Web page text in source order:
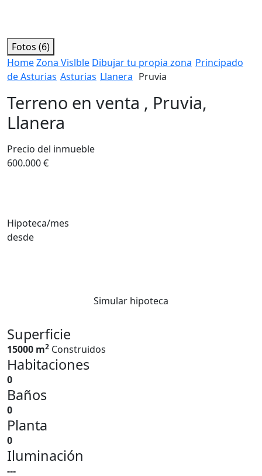
Fotos (6)
HomeZona Vislble Dibujar tu propia zona Principado
de Asturias Asturias Llanera Pruvia
Terreno en venta , Pruvia,
Llanera
Precio del inmueble
600.000 €
Hipoteca/mes
desde
Simular hipoteca
Superficie
15000 m2 Construidos
Habitaciones
0
Baños
0
Planta
0
Iluminación
---